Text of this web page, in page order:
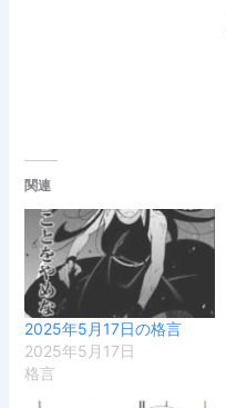
関連
2025年5月17日の格言
2025年5月17日
格言